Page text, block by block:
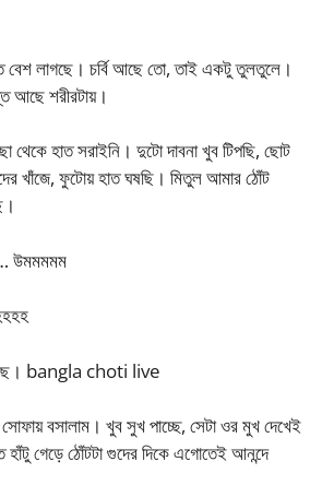
বেশ লাগছে। চর্বি আছে তো, তাই একটু তুলতুলে।
আছে শরীরটায়।
থেকে হাত সরাইনি। দুটো দাবনা খুব টিপছি, ছোট
খাঁজে, ফুটোয় হাত ঘষছি। মিতুল আমার ঠোঁট
উমমমমম
bangla choti live
বসালাম। খুব সুখ পাচ্ছে, সেটা ওর মুখ দেখেই
হাঁটু গেড়ে ঠোঁটটা গুদের দিকে এগোতেই আনন্দে